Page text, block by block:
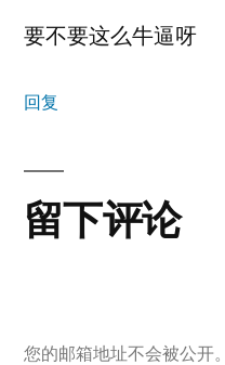
要不要这么牛逼呀
回复
留下评论
您的邮箱地址不会被公开。